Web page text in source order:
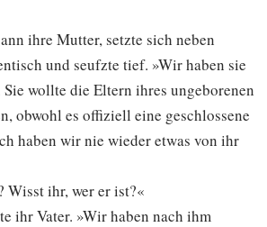
ihre Mutter, setzte sich neben
und seufzte tief. »Wir haben sie
wollte die Eltern ihres ungeborenen
obwohl es offiziell eine geschlossene
haben wir nie wieder etwas von ihr
Wisst ihr, wer er ist?«
ihr Vater. »Wir haben nach ihm